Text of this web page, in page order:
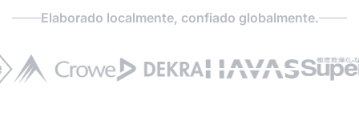
Elaborado localmente, confiado globalmente.